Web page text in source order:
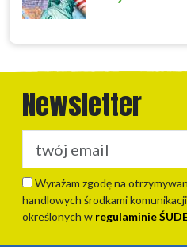
Newsletter
Wyrażam zgodę na
handlowych środkami
określonych w regulaminie